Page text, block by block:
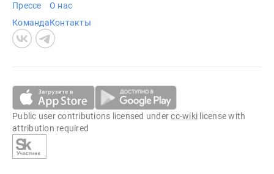
Прессе
Команда
О нас
Контакты
Public user contributions licensed undercc-wiki license with
attribution required